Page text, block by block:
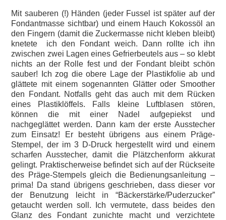
Mit sauberen (!) Händen (jeder Fussel ist später auf der
Fondantmasse sichtbar) und einem Hauch Kokossöl an
den Fingern (damit die Zuckermasse nicht kleben bleibt)
knetete ich den Fondant weich. Dann rollte ich ihn
zwischen zwei Lagen eines Gefrierbeutels aus – so klebt
nichts an der Rolle fest und der Fondant bleibt schön
sauber! Ich zog die obere Lage der Plastikfolie ab und
glättete mit einem sogenannten Glätter oder Smoother
den Fondant. Notfalls geht das auch mit dem Rücken
eines Plastiklöffels. Falls kleine Luftblasen stören,
können die mit einer Nadel aufgepiekst und
nachgeglättet werden. Dann kam der erste Ausstecher
zum Einsatz! Er besteht übrigens aus einem Präge-
Stempel, der im 3 D-Druck hergestellt wird und einem
scharfen Ausstecher, damit die Plätzchenform akkurat
gelingt. Praktischerweise befindet sich auf der Rückseite
des Präge-Stempels gleich die Bedienungsanleitung –
prima! Da stand übrigens geschrieben, dass dieser vor
der Benutzung leicht in “Bäckerstärke/Puderzucker”
getaucht werden soll. Ich vermutete, dass beides den
Glanz des Fondant zunichte macht und verzichtete